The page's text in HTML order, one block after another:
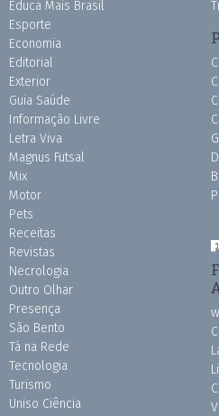
Educa Mais Brasil
Esporte
Economia
Editorial
Exterior
Guia Saúde
Informação Livre
Letra Viva
Magnus Futsal
Mix
Motor
Pets
Receitas
Revistas
Necrologia
Outro Olhar
Presença
São Bento
Tá na Rede
Tecnologia
Turismo
Uniso Ciência